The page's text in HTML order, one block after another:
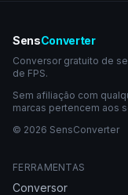
SensConverter
Conversor gratuito de
de FPS.
Sem afiliação com
marcas pertencem aos
© 2026 SensConverter
FERRAMENTAS
Conversor